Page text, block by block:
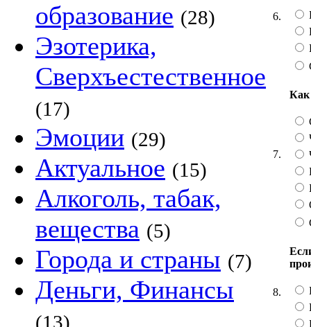
образование (28)
Эзотерика,
Сверхъестественное
(17)
Эмоции (29)
Актуальное (15)
Алкоголь, табак,
вещества (5)
Города и страны (7)
Деньги, Финансы
(13)
6.
7.
Как
8.